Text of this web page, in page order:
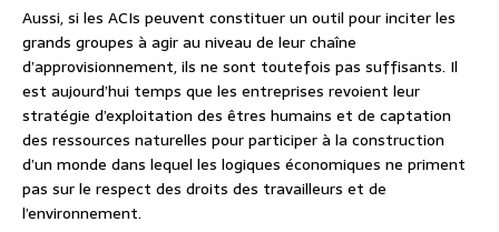
Aussi, si les ACIs peuvent constituer un outil pour inciter les
grands groupes à agir au niveau de leur chaîne
d’approvisionnement, ils ne sont toutefois pas suffisants. Il
est aujourd’hui temps que les entreprises revoient leur
stratégie d’exploitation des êtres humains et de captation
des ressources naturelles pour participer à la construction
d’un monde dans lequel les logiques économiques ne priment
pas sur le respect des droits des travailleurs et de
l’environnement.